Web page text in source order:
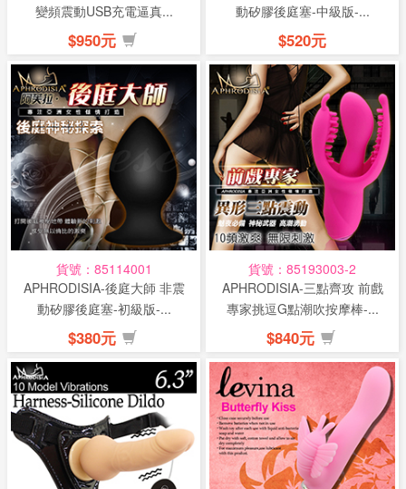
變頻震動USB充電逼真...
$950元
動矽膠後庭塞-中級版-...
$520元
貨號：85114001
APHRODISIA-後庭大師 非震
動矽膠後庭塞-初級版-...
$380元
貨號：85193003-2
APHRODISIA-三點齊攻 前戲
專家挑逗G點潮吹按摩棒-...
$840元